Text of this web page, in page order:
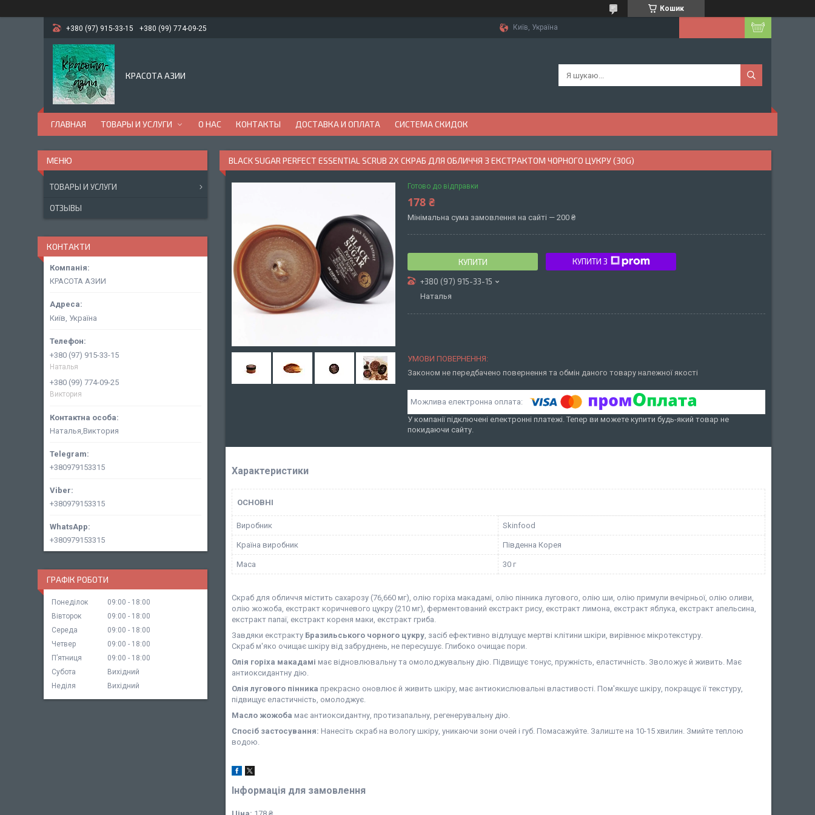
Кошик
+380 (97) 915-33-15 +380 (99) 774-09-25 Київ, Україна
КРАСОТА АЗИИ
ГЛАВНАЯ ТОВАРЫ И УСЛУГИ О НАС КОНТАКТЫ ДОСТАВКА И ОПЛАТА СИСТЕМА СКИДОК
BLACK SUGAR PERFECT ESSENTIAL SCRUB 2X СКРАБ ДЛЯ ОБЛИЧЧЯ З ЕКСТРАКТОМ ЧОРНОГО ЦУКРУ (30G)
Готово до відправки
178 ₴
Мінімальна сума замовлення на сайті — 200 ₴
КУПИТИ КУПИТИ З
+380 (97) 915-33-15
Наталья
Законом не передбачено повернення та обмін даного товару належної якості
У компанії підключені електронні платежі. Тепер ви можете купити будь-який товар не
покидаючи сайту.
Характеристики
ОСНОВНІ
Виробник Skinfood
Країна виробник Південна Корея
Маса 30 г
Скраб для обличчя містить сахарозу (76,660 мг), олію горіха макадамі, олію пінника лугового, олію ши, олію примули вечірньої, олію оливи,
олію жожоба, екстракт коричневого цукру (210 мг), ферментований екстракт рису, екстракт лимона, екстракт яблука, екстракт апельсина,
екстракт папаї, екстракт кореня маки, екстракт гриба.
Завдяки екстракту Бразильського чорного цукру , засіб ефективно відлущує мертві клітини шкіри, вирівнює мікротекстуру.
Скраб м'яко очищає шкіру від забруднень, не пересушує. Глибоко очищає пори.
Олія горіха макадамі має відновлювальну та омолоджувальну дію. Підвищує тонус, пружність, еластичність. Зволожує й живить. Має
антиоксидантну дію.
Олія лугового пінника прекрасно оновлює й живить шкіру, має антиокислювальні властивості. Пом'якшує шкіру, покращує її текстуру,
підвищує еластичність, омолоджує.
Масло жожоба має антиоксидантну, протизапальну, регенерувальну дію.
Спосіб застосування: Нанесіть скраб на вологу шкіру, уникаючи зони очей і губ. Помасажуйте. Залиште на 10-15 хвилин. Змийте теплою
водою.
Інформація для замовлення
ТОВАРЫ И УСЛУГИ
ОТЗЫВЫ
КОНТАКТИ
КРАСОТА АЗИИ
Київ, Україна
+380 (97) 915-33-15
Наталья
+380 (99) 774-09-25
Виктория
Наталья,Виктория
+380979153315
+380979153315
+380979153315
ГРАФІК РОБОТИ
Понеділок 09:00
18:00
Вівторок
09:00
18:00
Середа
09:00
18:00
Четвер
09:00
18:00
Пʼятниця
09:00
18:00
Субота
Вихідний
Неділя
Вихідний